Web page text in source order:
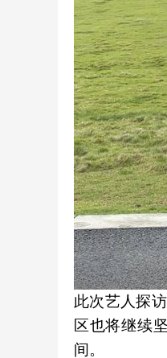
此次艺人探
区也将继续
间。